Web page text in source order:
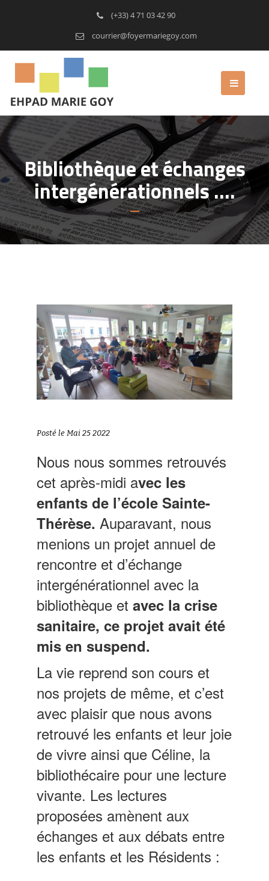
(+33) 4 71 03 42 90
courrier@foyermariegoy.com
Bibliothèque et échanges
intergénérationnels ….
Posté le Mai 25 2022
Nous nous sommes retrouvés
cet après-midi avec les
enfants de l’école Sainte-
Thérèse. Auparavant, nous
menions un projet annuel de
rencontre et d’échange
intergénérationnel avec la
bibliothèque etavec la crise
sanitaire, ce projet avait été
mis en suspend.
La vie reprend son cours et
nos projets de même, et c’est
avec plaisir que nous avons
retrouvé les enfants et leur joie
de vivre ainsi que Céline, la
bibliothécaire pour une lecture
vivante. Les lectures
proposées amènent aux
échanges et aux débats entre
les enfants et les Résidents :